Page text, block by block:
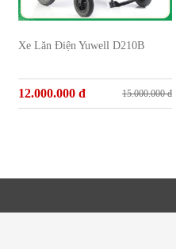
Xe Lăn Điện Yuwell D210B
12.000.000 đ 15.000.000 đ